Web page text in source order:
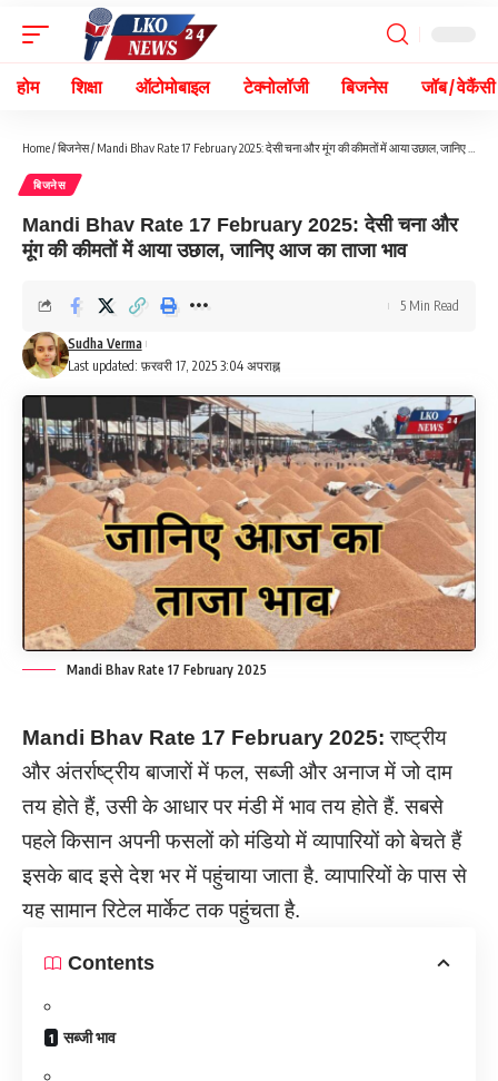
होम शिक्षा ऑटोमोबाइल टेक्नोलॉजी बिजनेस जॉब / वेकैंसी
Home/बिजनेस/ Mandi Bhav Rate 17 February 2025: देसी चना और मूंग की कीमतों में आया उछाल, जानिए आज का ताजा भाव
बिजनेस
Mandi Bhav Rate 17 February 2025: देसी चना और
मूंग की कीमतों में आया उछाल, जानिए आज का ताजा भाव
Last updated: फ़रवरी 17, 2025 3:04 अपराह्न
Sudha Verma
5 Min Read
Mandi Bhav Rate 17 February 2025
Mandi Bhav Rate 17 February 2025: राष्ट्रीय
और अंतर्राष्ट्रीय बाजारों में फल, सब्जी और अनाज में जो दाम
तय होते हैं, उसी के आधार पर मंडी में भाव तय होते हैं. सबसे
पहले किसान अपनी फसलों को मंडियो में व्यापारियों को बेचते हैं
इसके बाद इसे देश भर में पहुंचाया जाता है. व्यापारियों के पास से
यह सामान रिटेल मार्केट तक पहुंचता है.
Contents
सब्जी भाव